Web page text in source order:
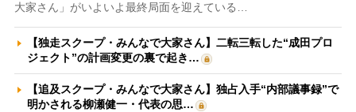
大家さん」がいよいよ最終局面を迎えている…
【独走スクープ・みんなで大家さん】二転三転した“成田プロ
ジェクト”の計画変更の裏で起き…
【追及スクープ・みんなで大家さん】独占入手“内部議事録”で
明かされる柳瀬健一・代表の思…